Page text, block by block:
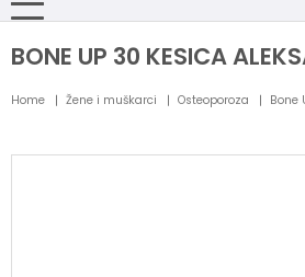
BONE UP 30 KESICA
Home Žene i muškarci Osteoporoza Bone